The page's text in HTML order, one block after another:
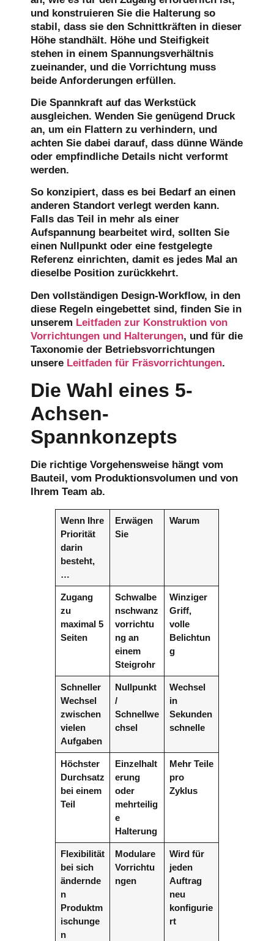
und konstruieren Sie die Halterung so
stabil, dass sie den Schnittkräften in dieser
Höhe standhält. Höhe und Steifigkeit
stehen in einem Spannungsverhältnis
zueinander, und die Vorrichtung muss
beide Anforderungen erfüllen.
Die Spannkraft auf das Werkstück
ausgleichen. Wenden Sie genügend Druck
an, um ein Flattern zu verhindern, und
achten Sie dabei darauf, dass dünne Wände
oder empfindliche Details nicht verformt
werden.
So konzipiert, dass es bei Bedarf an einen
anderen Standort verlegt werden kann.
Falls das Teil in mehr als einer
Aufspannung bearbeitet wird, sollten Sie
einen Nullpunkt oder eine festgelegte
Referenz einrichten, damit es jedes Mal an
dieselbe Position zurückkehrt.
Den vollständigen Design-Workflow, in den
diese Regeln eingebettet sind, finden Sie in
unserem Leitfaden zur Konstruktion von
Vorrichtungen und Halterungen, und für die
Taxonomie der Betriebsvorrichtungen
unsere Leitfaden für Fräsvorrichtungen.
Die Wahl eines 5-
Achsen-
Spannkonzepts
Die richtige Vorgehensweise hängt vom
Bauteil, vom Produktionsvolumen und von
Ihrem Team ab.
Wenn Ihre
Priorität
darin
besteht,
…
Erwägen
Sie
Warum
Zugang
zu
maximal 5
Seiten
Schwalbe
nschwanz
vorrichtu
ng an
einem
Steigrohr
Winziger
Griff,
volle
Belichtun
g
Schneller
Wechsel
zwischen
vielen
Aufgaben
Nullpunkt
/
Schnellwe
chsel
Wechsel
in
Sekunden
schnelle
Höchster
Durchsatz
bei einem
Teil
Einzelhalt
erung
oder
mehrteilig
e
Halterung
Mehr Teile
pro
Zyklus
Flexibilität
bei sich
ändernde
n
Produktm
ischunge
n
Modulare
Vorrichtu
ngen
Wird für
jeden
Auftrag
neu
konfigurie
rt